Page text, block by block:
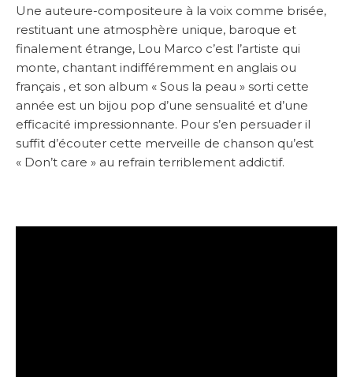
Une auteure-compositeure à la voix comme brisée,
restituant une atmosphère unique, baroque et
finalement étrange, Lou Marco c’est l’artiste qui
monte, chantant indifféremment en anglais ou
français , et son album « Sous la peau » sorti cette
année est un bijou pop d’une sensualité et d’une
efficacité impressionnante. Pour s’en persuader il
suffit d’écouter cette merveille de chanson qu’est
« Don’t care » au refrain terriblement addictif.